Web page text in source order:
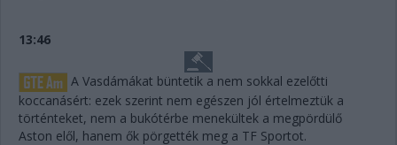
13:46
A Vasdámákat büntetik a nem sokkal ezelőtti
koccanásért: ezek szerint nem egészen jól értelmeztük a
történteket, nem a bukótérbe menekültek a megpördülő
Aston elől, hanem ők pörgették meg a TF Sportot.